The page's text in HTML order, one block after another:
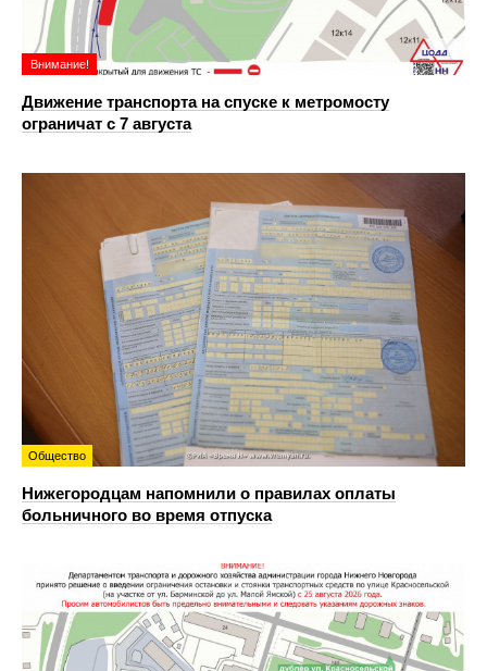
Внимание!
Движение транспорта на спуске к метромосту
ограничат с 7 августа
Общество
Нижегородцам напомнили о правилах оплаты
больничного во время отпуска